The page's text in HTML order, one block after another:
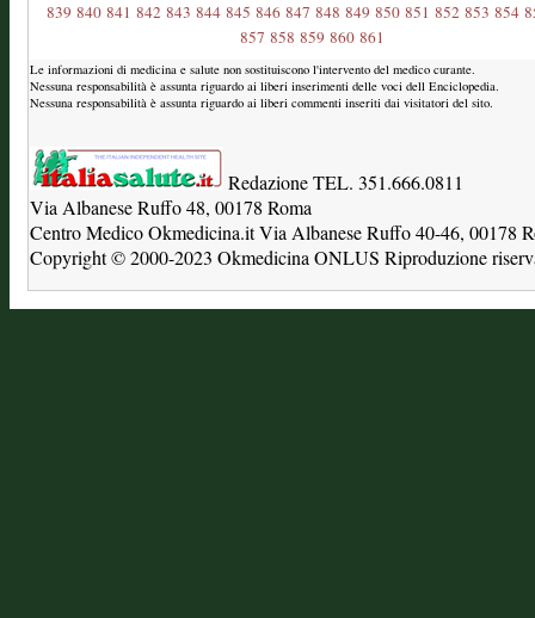
839 840 841 842 843 844 845 846 847 848 849 850 851 852 853 854
857 858 859 860 861
Le informazioni di medicina e salute non sostituiscono l'intervento del medico curante.
Nessuna responsabilità è assunta riguardo ai liberi inserimenti delle voci dell Enciclopedia.
Nessuna responsabilità è assunta riguardo ai liberi commenti inseriti dai visitatori del sito.
Redazione TEL. 351.666.0811
Via Albanese Ruffo 48, 00178 Roma
Centro Medico Okmedicina.it Via Albanese Ruffo 40-46, 00178
Copyright © 2000-2023 Okmedicina ONLUS Riproduzione